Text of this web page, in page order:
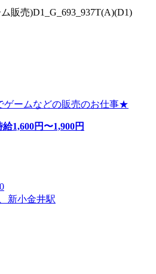
販売)D1_G_693_937T(A)(D1)
ゲームなどの販売のお仕事★
給1,600円〜1,900円
新小金井駅